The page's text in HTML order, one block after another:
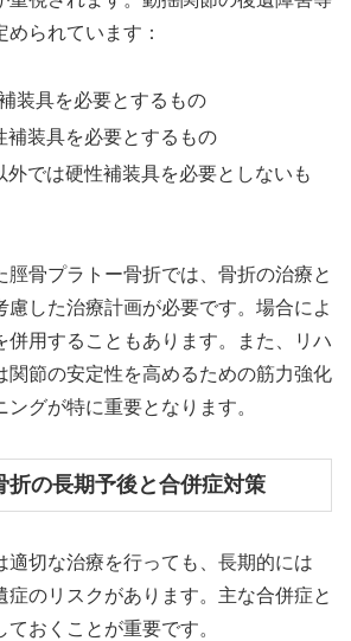
られています：
装具を必要とするもの
補装具を必要とするもの
外では硬性補装具を必要としないも
脛骨プラトー骨折では、骨折の治療と
慮した治療計画が必要です。場合によ
併用することもあります。また、リハ
関節の安定性を高めるための筋力強化
グが特に重要となります。
折の長期予後と合併症対策
適切な治療を行っても、長期的には
症のリスクがあります。主な合併症と
おくことが重要です。